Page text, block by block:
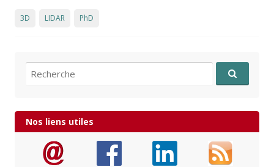
3D LIDAR PhD
Recherche pour:
Nos liens utiles